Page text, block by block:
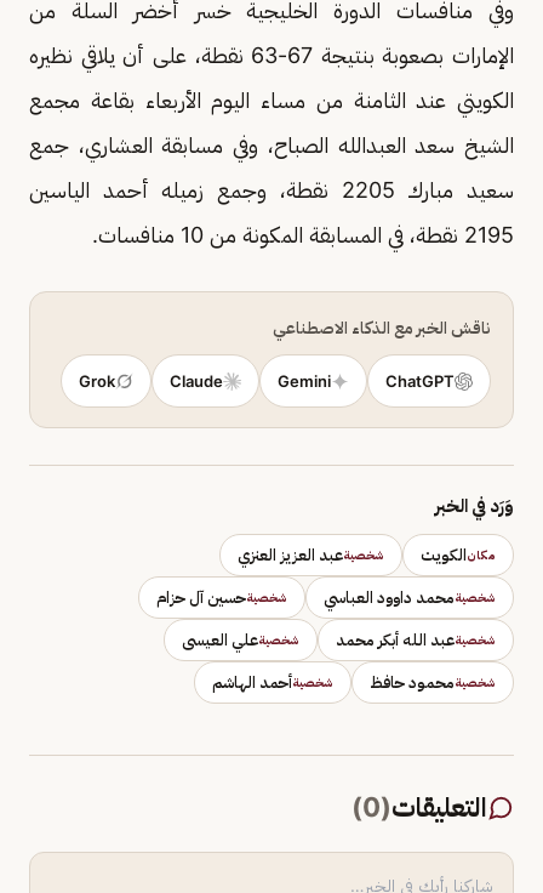
وفي منافسات الدورة الخليجية خسر أخضر السلة من
الإمارات بصعوبة بنتيجة 67-63 نقطة، على أن يلاقي نظيره
الكويتي عند الثامنة من مساء اليوم الأربعاء بقاعة مجمع
الشيخ سعد العبدالله الصباح، وفي مسابقة العشاري، جمع
سعيد مبارك 2205 نقطة، وجمع زميله أحمد الياسين
2195 نقطة، في المسابقة المكونة من 10 منافسات.
ناقش الخبر مع الذكاء الاصطناعي
ChatGPT
Gemini
Claude
Grok
وَرَد في الخبر
مكانالكويت شخصيةعبد العزيز العنزي
شخصيةمحمد داوود العباسي شخصيةحسين آل حزام
شخصيةعبد الله أبكر محمد شخصيةعلي العيسى
شخصيةمحمود حافظ شخصيةأحمد الهاشم
التعليقات(
0
)